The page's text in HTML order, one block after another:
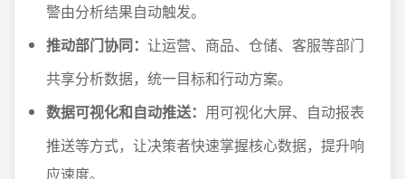
警由分析结果自动触发。
推动部门协同： 让运营、商品、仓储、客服等部门
共享分析数据，统一目标和行动方案。
数据可视化和自动推送： 用可视化大屏、自动报表
推送等方式，让决策者快速掌握核心数据，提升响
应速度。